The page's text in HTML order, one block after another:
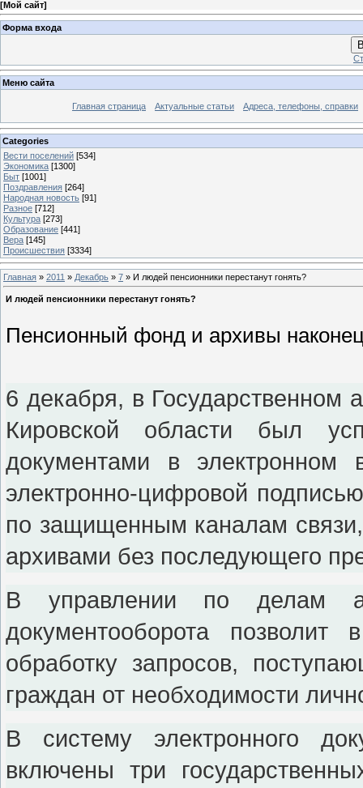
[Мой сайт]
Форма входа
Меню сайта
Главная страница Актуальные статьи Адреса, телефоны, справки
Categories
Вести поселений [534]
Экономика [1300]
Быт [1001]
Поздравления [264]
Народная новость [91]
Разное [712]
Культура [273]
Образование [441]
Вера [145]
Происшествия [3334]
Главная » 2011 » Декабрь » 7 » И людей пенсионники перестанут гонять?
И людей пенсионники перестанут гонять?
Пенсионный фонд и архивы
6 декабря, в Государственном
Кировской области был
документами в электронном
электронно-цифровой
по защищенным каналам связи,
архивами без последующего
В управлении по делам
документооборота
обработку запросов,
граждан от необходимости
В систему электронного
включены три